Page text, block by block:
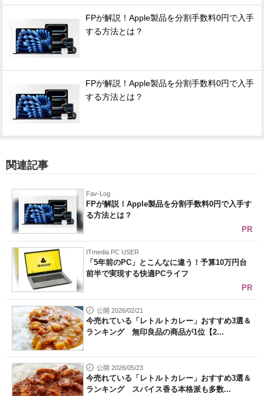
FPが解説！Apple製品を分割手数料0円で入手
する方法とは？
FPが解説！Apple製品を分割手数料0円で入手
する方法とは？
関連記事
Fav-Log
FPが解説！Apple製品を分割手数料0円で入手す
る方法とは？
PR
ITmedia PC USER
「5年前のPC」とこんなに違う！予算10万円台
前半で実現する快適PCライフ
PR
公開 2026/02/21
今売れている「レトルトカレー」おすすめ3選＆
ランキング 無印良品の商品が1位【2...
公開 2026/05/23
今売れている「レトルトカレー」おすすめ3選＆
ランキング スパイス香る本格派も多数...